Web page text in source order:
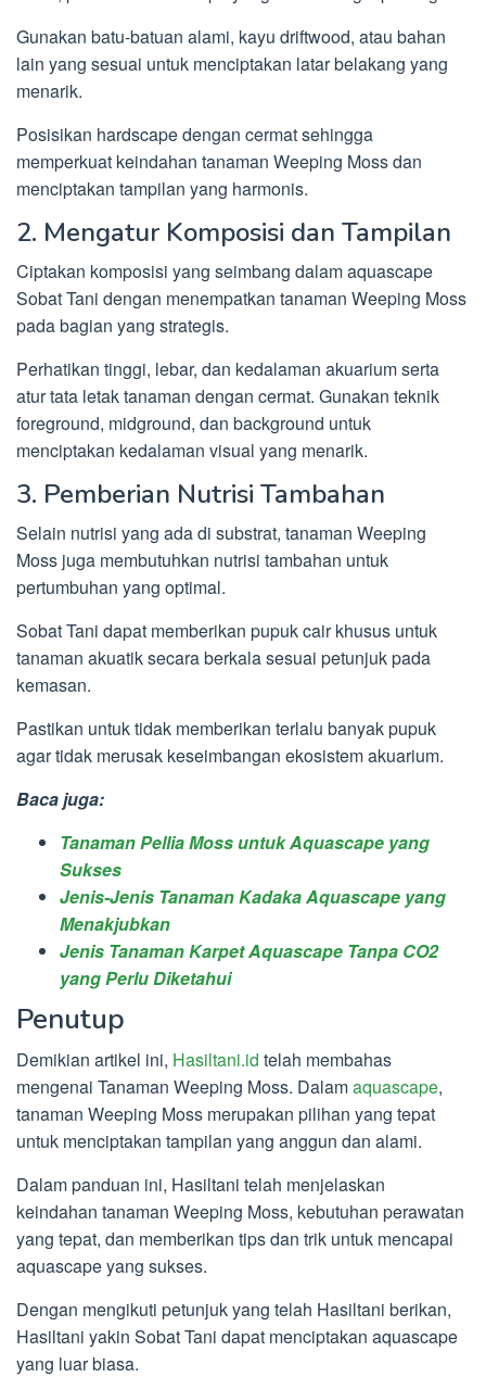
Gunakan batu-batuan alami, kayu driftwood, atau bahan
lain yang sesuai untuk menciptakan latar belakang yang
menarik.
Posisikan hardscape dengan cermat sehingga
memperkuat keindahan tanaman Weeping Moss dan
menciptakan tampilan yang harmonis.
2. Mengatur Komposisi dan Tampilan
Ciptakan komposisi yang seimbang dalam aquascape
Sobat Tani dengan menempatkan tanaman Weeping Moss
pada bagian yang strategis.
Perhatikan tinggi, lebar, dan kedalaman akuarium serta
atur tata letak tanaman dengan cermat. Gunakan teknik
foreground, midground, dan background untuk
menciptakan kedalaman visual yang menarik.
3. Pemberian Nutrisi Tambahan
Selain nutrisi yang ada di substrat, tanaman Weeping
Moss juga membutuhkan nutrisi tambahan untuk
pertumbuhan yang optimal.
Sobat Tani dapat memberikan pupuk cair khusus untuk
tanaman akuatik secara berkala sesuai petunjuk pada
kemasan.
Pastikan untuk tidak memberikan terlalu banyak pupuk
agar tidak merusak keseimbangan ekosistem akuarium.
Baca juga:
Tanaman Pellia Moss untuk Aquascape yang
Sukses
Jenis-Jenis Tanaman Kadaka Aquascape yang
Menakjubkan
Jenis Tanaman Karpet Aquascape Tanpa CO2
yang Perlu Diketahui
Penutup
Demikian artikel ini, Hasiltani.id telah membahas
mengenai Tanaman Weeping Moss. Dalamaquascape,
tanaman Weeping Moss merupakan pilihan yang tepat
untuk menciptakan tampilan yang anggun dan alami.
Dalam panduan ini, Hasiltani telah menjelaskan
keindahan tanaman Weeping Moss, kebutuhan perawatan
yang tepat, dan memberikan tips dan trik untuk mencapai
aquascape yang sukses.
Dengan mengikuti petunjuk yang telah Hasiltani berikan,
Hasiltani yakin Sobat Tani dapat menciptakan aquascape
yang luar biasa.